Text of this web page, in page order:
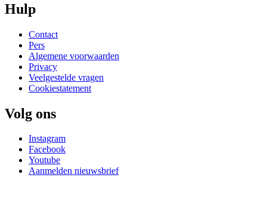
Hulp
Contact
Pers
Algemene voorwaarden
Privacy
Veelgestelde vragen
Cookiestatement
Volg ons
Instagram
Facebook
Youtube
Aanmelden nieuwsbrief